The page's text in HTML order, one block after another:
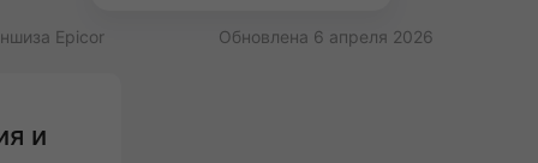
Epicor Обновлена 6 апреля 2026
и